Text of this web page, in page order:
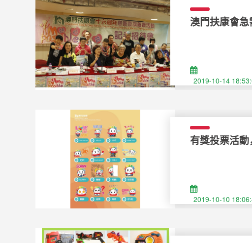
澳門扶康會
2019-10-14
有獎投票活
2019-10-10